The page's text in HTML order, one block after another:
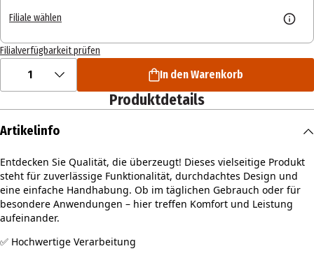
Filiale wählen
Filialverfügbarkeit prüfen
1 In den Warenkorb
Produktdetails
Artikelinfo
Entdecken Sie Qualität, die überzeugt! Dieses vielseitige Produkt
steht für zuverlässige Funktionalität, durchdachtes Design und
eine einfache Handhabung. Ob im täglichen Gebrauch oder für
besondere Anwendungen – hier treffen Komfort und Leistung
aufeinander.
✅ Hochwertige Verarbeitung